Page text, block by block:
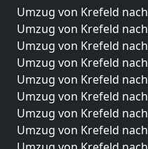
Umzug von Krefeld
Umzug von Krefeld
Umzug von Krefeld
Umzug von Krefeld
Umzug von Krefeld
Umzug von Krefeld
Umzug von Krefeld
Umzug von Krefeld